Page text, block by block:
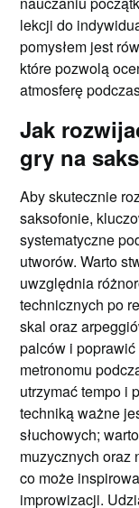
lekcji do
pomysłem jest
które pozwolą
atmosferę
Jak
gry na
Aby skutecznie
saksofonie,
systematyczne
utworów. Warto
uwzględnia
technicznych po
skal oraz
palców i
metronomu
utrzymać tempo i
techniką ważne
słuchowych;
muzycznych oraz
co może
improwizacji.